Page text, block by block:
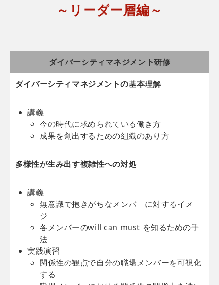
～リーダー層編～
ダイバーシティマネジメント研修
ダイバーシティマネジメントの基本理解
講義
今の時代に求められている働き方
成果を創出するための組織のあり方
多様性が生み出す複雑性への対処
講義
無意識で抱きがちなメンバーに対するイメー
ジ
各メンバーのwill can must を知るための手
法
実践演習
関係性の観点で自分の職場メンバーを可視化
する